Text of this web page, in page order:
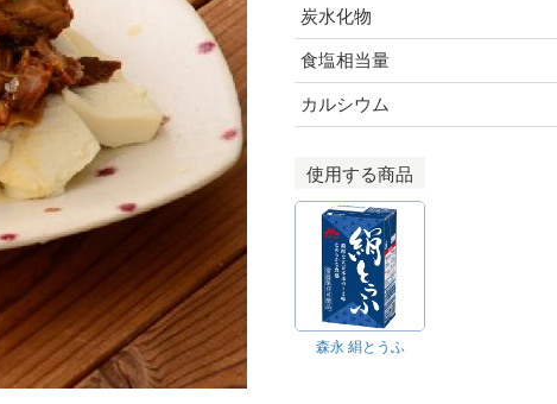
炭水化物
食塩相当量
カルシウム
使用する商品
森永 絹とうふ